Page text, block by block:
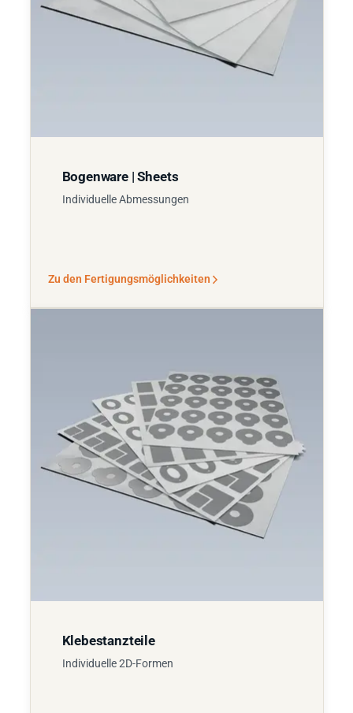
Bogenware | Sheets
Individuelle Abmessungen
Zu den Fertigungsmöglichkeiten
Klebestanzteile
Individuelle 2D-Formen